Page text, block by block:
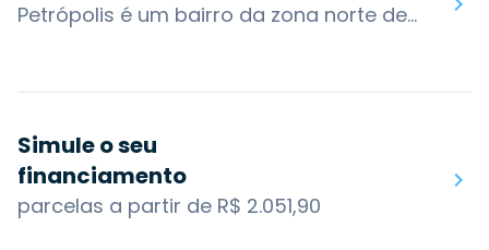
Petrópolis é um bairro da zona norte de Porto Alegre, o bairro se desenvolveu a partir de um eixo que se localizava entre duas estradas rurais que saíam de Porto Alegre em direção à Viamão e Gravataí, caminho que hoje corresponde à Av. Protásio Alves. O bairro tornou-se famoso pelo seu clima mais ameno e áreas verdes, aspectos naturais que atraíram moradores da classe média em ascensão.Estão localizados no bairro alguns dos clubes mais conhecidos da capital, como Grêmio Náutico União e o Petrópolis Tênis Clube. Atualmente o bairro Petrópolis é independente do centro da cidade, contando com um comércio ativo e variado, que se estende ao longo da Avenida Protásio Alves.O bairro também possui acesso por algumas das principais vias da cidade: Av. Carlos Gomes, Av. Nilópolis, Av. Protásio Alves, Av. Sen. Tarso Dutra, R. Prof. Cristiano Fischer, Av. Cel. Lucas de Oliveira. Os bairros nos arredores são: Três Figueiras, Jardim do Salso, Jardim Botânico, Santana, Santa Cecília, Bela Vista e Boa Vista.Você encontra no bairro Petrópolis: Grêmio Náutico União, Praça Dr. João Petersen Jr, Praça Tamandaré, Parrilla Del Sur, Pizzaria Nono Ludovico, Nacional, Zaffari Protásio Alves, Complex Skatepark, Praça Zenaide, Parque Municipal Ararigbóia.
Simule o seu
financiamento
parcelas a partir de R$ 2.051,90